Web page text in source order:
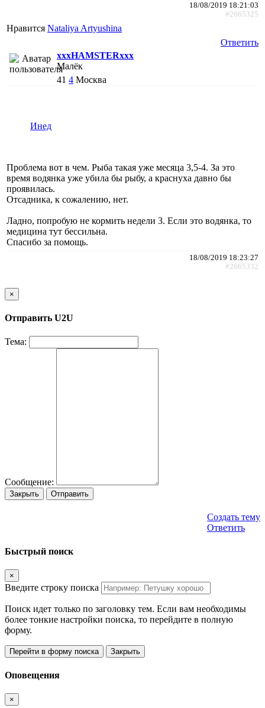
18/08/2019 18:21:03
#2665325
Нравится Nataliya Artyushina
Ответить
xxxHAMSTERxxx
Малёк
41 4 Москва
Инед
Проблема вот в чем. Рыба такая уже месяца 3,5-4. За это
время водянка уже убила бы рыбу, а краснуха давно бы
проявилась.
Отсадника, к сожалению, нет.
Ладно, попробую не кормить недели 3. Если это водянка, то
медицина тут бессильна.
Спасибо за помощь.
18/08/2019 18:23:27
#2665332
×
Отправить U2U
Тема:
Сообщение:
Закрыть Отправить
Создать тему
Ответить
Быстрый поиск
×
Введите строку поиска
Поиск идет только по заголовку тем. Если вам необходимы
более тонкие настройки поиска, то перейдите в полную
форму.
Перейти в форму поиска Закрыть
Оповещения
×